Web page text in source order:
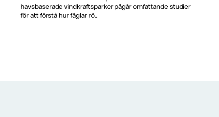
havsbaserade vindkraftsparker pågår omfattande studier
för att förstå hur fåglar rö...